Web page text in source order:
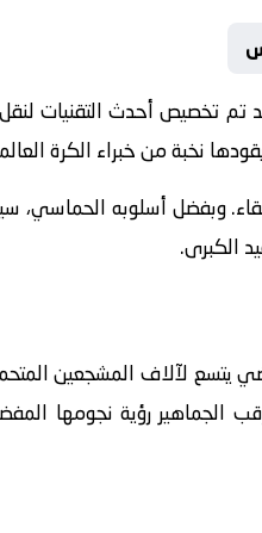
تم تخصيص أحدث التقنيات
نخبة من خبراء الكرة
وبفضل أسلوبه الحماسي،
الكبرى.
يتسع لآلاف المشجعين
الجماهير رؤية نجومها